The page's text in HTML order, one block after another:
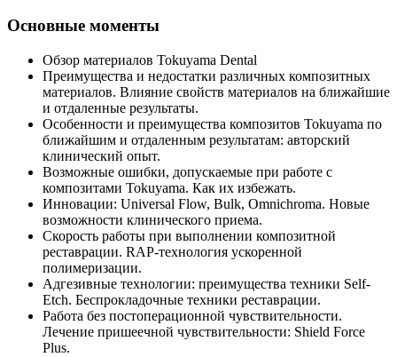
Основные моменты
Обзор материалов Tokuyama Dental
Преимущества и недостатки различных композитных
материалов. Влияние свойств материалов на ближайшие
и отдаленные результаты.
Особенности и преимущества композитов Tokuyama по
ближайшим и отдаленным результатам: авторский
клинический опыт.
Возможные ошибки, допускаемые при работе с
композитами Tokuyama. Как их избежать.
Инновации: Universal Flow, Bulk, Omnichroma. Новые
возможности клинического приема.
Скорость работы при выполнении композитной
реставрации. RAP-технология ускоренной
полимеризации.
Адгезивные технологии: преимущества техники Self-
Etch. Беспрокладочные техники реставрации.
Работа без постоперационной чувствительности.
Лечение пришеечной чувствительности: Shield Force
Plus.